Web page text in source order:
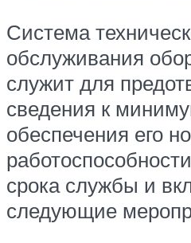
Система
обслуживания
служит для
сведения к
обеспечения его
срока службы и
следующие